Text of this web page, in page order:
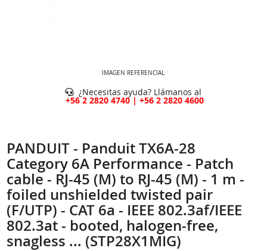
IMAGEN REFERENCIAL
¿Necesitas ayuda? Llámanos al
+56 2 2820 4740 | +56 2 2820 4600
PANDUIT - Panduit TX6A-28
Category 6A Performance - Patch
cable - RJ-45 (M) to RJ-45 (M) - 1 m -
foiled unshielded twisted pair
(F/UTP) - CAT 6a - IEEE 802.3af/IEEE
802.3at - booted, halogen-free,
snagless ... (STP28X1MIG)